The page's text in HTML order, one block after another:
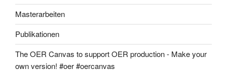
Masterarbeiten
Publikationen
The OER Canvas to support OER production - Make your
own version! #oer #oercanvas